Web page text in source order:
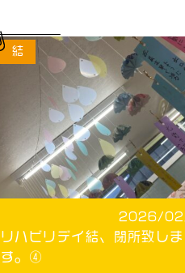
2026/
リハビリデイ結、閉所致しま
す。④
結